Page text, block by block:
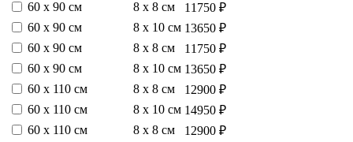
60 х 90 см
8 х 8 см
11750 ₽
60 х 90 см
8 х 10 см 13650 ₽
60 х 90 см
8 х 8 см
11750 ₽
60 х 90 см
8 х 10 см 13650 ₽
60 х 110 см
8 х 8 см
12900 ₽
60 х 110 см
8 х 10 см 14950 ₽
60 х 110 см
8 х 8 см
12900 ₽